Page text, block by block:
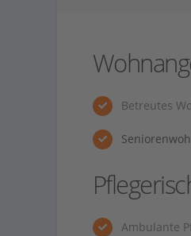
Betreutes
Ambulante